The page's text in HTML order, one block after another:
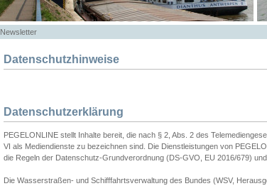
Newsletter
Datenschutzhinweise
Datenschutzerklärung
PEGELONLINE stellt Inhalte bereit, die nach § 2, Abs. 2 des
VI als Mediendienste zu bezeichnen sind. Die Dienstleistungen von
die Regeln der Datenschutz-Grundverordnung (DS-GVO, EU 2016/679)
Die Wasserstraßen- und Schifffahrtsverwaltung des Bundes (WSV,